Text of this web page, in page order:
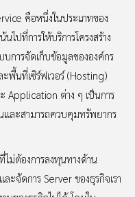
คือหนึ่งในประเภทของ
ไปที่การให้บริการโครงสร้าง
การจัดเก็บข้อมูลขององค์กร
พื้นที่เซิร์ฟเวอร์ (Hosting)
Application ต่าง ๆ เป็นการ
และสามารถควบคุมทรัพยากร
ม่ต้องการลงทุนทางด้าน
ะจัดการ Server ของธุรกิจเรา